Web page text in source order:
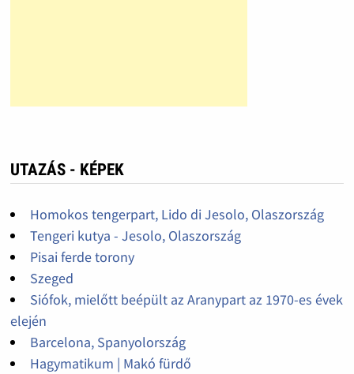
UTAZÁS - KÉPEK
Homokos tengerpart, Lido di Jesolo, Olaszország
Tengeri kutya - Jesolo, Olaszország
Pisai ferde torony
Szeged
Siófok, mielőtt beépült az Aranypart az 1970-es évek
elején
Barcelona, Spanyolország
Hagymatikum | Makó fürdő